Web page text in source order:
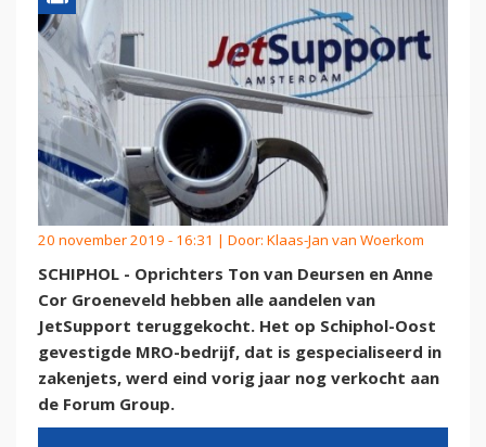
20 november 2019 - 16:31 | Door: Klaas-Jan van Woerkom
SCHIPHOL - Oprichters Ton van Deursen en Anne
Cor Groeneveld hebben alle aandelen van
JetSupport teruggekocht. Het op Schiphol-Oost
gevestigde MRO-bedrijf, dat is gespecialiseerd in
zakenjets, werd eind vorig jaar nog verkocht aan
de Forum Group.